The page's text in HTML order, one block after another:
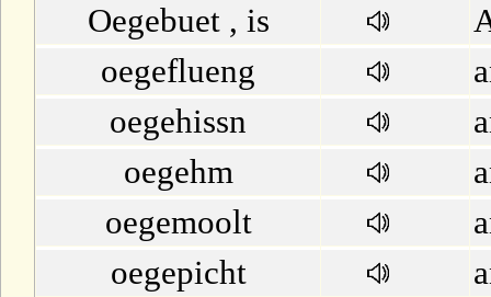
Oegebuet , is
oegeflueng
oegehissn
oegehm
oegemoolt
oegepicht